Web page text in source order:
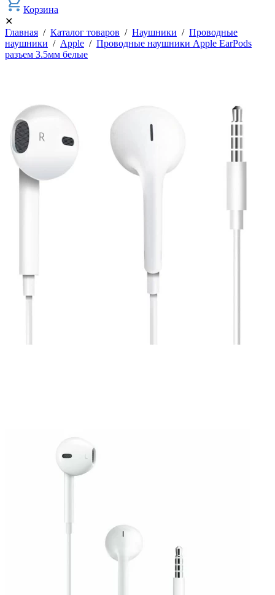
Корзина
✕
Главная / Каталог товаров / Наушники / Проводные
наушники / Apple / Проводные наушники Apple EarPods
разъем 3.5мм белые